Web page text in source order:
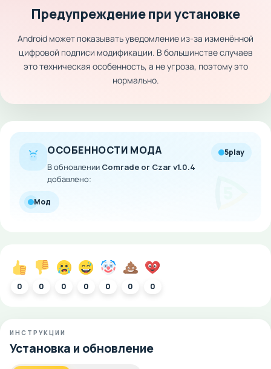
Предупреждение при установке
Android может показывать уведомление из-за изменённой
цифровой подписи модификации. В большинстве случаев
это техническая особенность, а не угроза, поэтому это
нормально.
ОСОБЕННОСТИ МОДА
В обновлении Comrade or Czar v1.0.4
добавлено:
5play
Мод
0 0 0 0 0 0 0
ИНСТРУКЦИИ
Установка и обновление